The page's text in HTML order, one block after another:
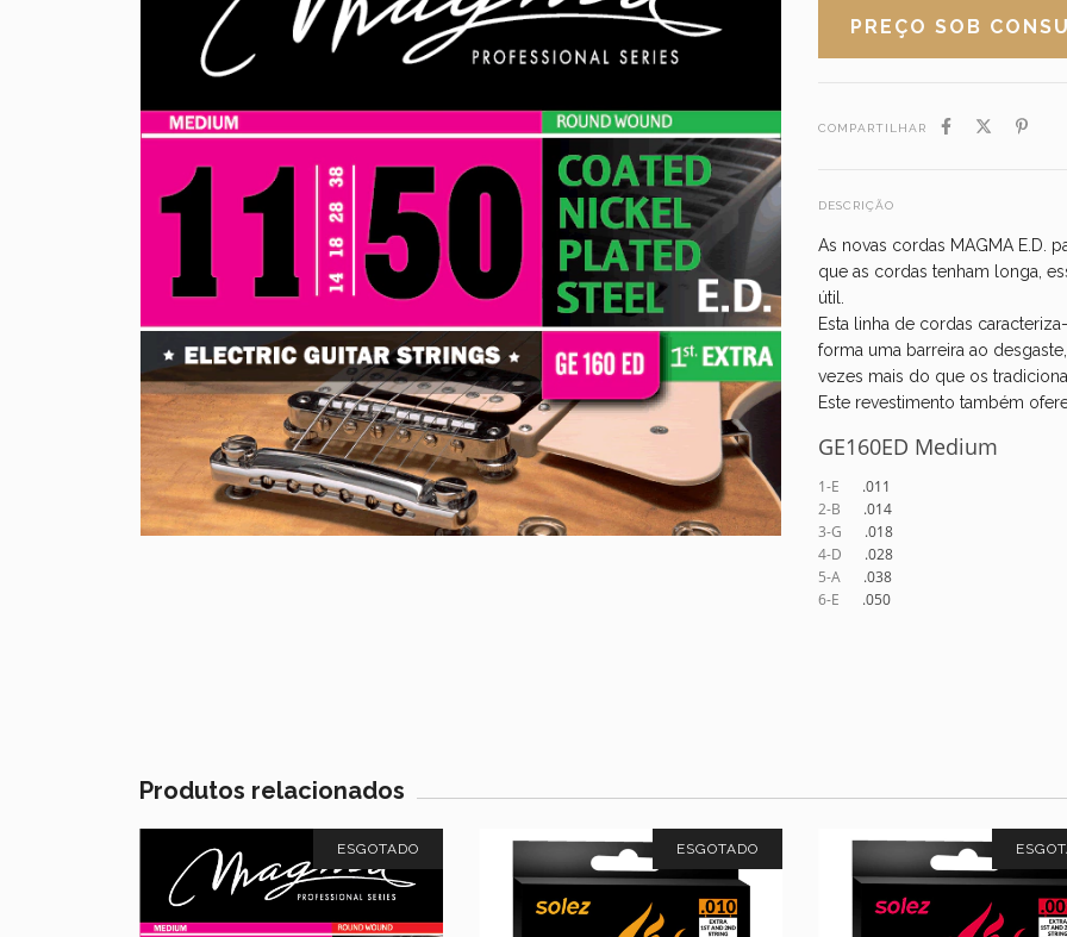
COMPARTILHAR
DESCRIÇÃO
As novas cordas MAGMA E.D.
que as cordas tenham longa,
útil.
Esta linha de cordas
forma uma barreira ao
vezes mais do que os
Este revestimento também
GE160ED Medium
1-E
.011
2-B
.014
3-G
.018
4-D
.028
5-A
.038
6-E
.050
Produtos relacionados
ESGOTADO ESGOTADO